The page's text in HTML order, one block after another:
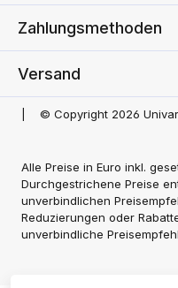
Zahlungsmethoden
Versand
© Copyright 2026
Alle Preise in Euro inkl.
Durchgestrichene Preise
unverbindlichen
Reduzierungen oder
unverbindliche